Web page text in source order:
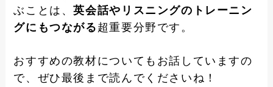
ぶことは、英会話やリスニングのトレーニン
グにもつながる 超重要分野です。
おすすめの教材についてもお話していますの
で、ぜひ最後まで読んでくださいね！